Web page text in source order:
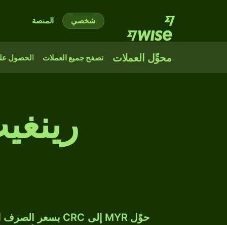
شخصي المنصة
محوِّل العملات تصفح جميع العملات الحصول